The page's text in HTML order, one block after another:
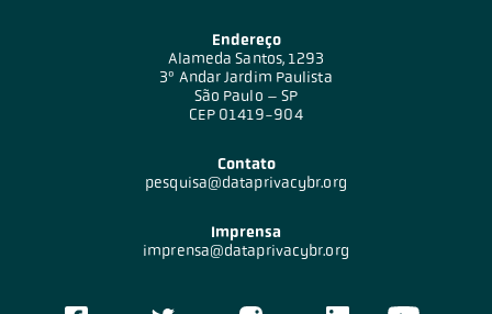
Endereço
Alameda Santos, 1293
3º Andar Jardim Paulista
São Paulo – SP
CEP 01419-904
Contato
pesquisa@dataprivacybr.org
Imprensa
imprensa@dataprivacybr.org